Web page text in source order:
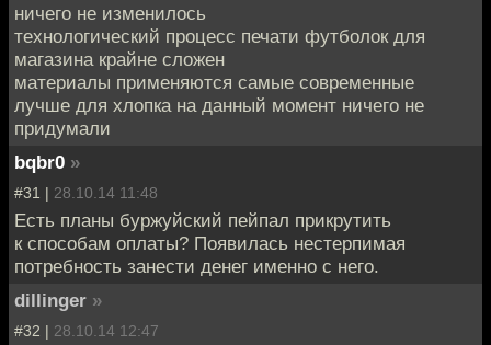
ничего не изменилось
технологический процесс печати футболок для
магазина крайне сложен
материалы применяются самые современные
лучше для хлопка на данный момент ничего не
придумали
bqbr0 »
#31 | 28.10.14 11:48
Есть планы буржуйский пейпал прикрутить
к способам оплаты? Появилась нестерпимая
потребность занести денег именно с него.
dillinger »
#32 | 28.10.14 12:47